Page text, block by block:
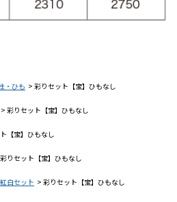
・ひも 彩りセット【宝】ひもなし
彩りセット【宝】ひもなし
【宝】ひもなし
彩りセット【宝】ひもなし
紅白セット 彩りセット【宝】ひもなし